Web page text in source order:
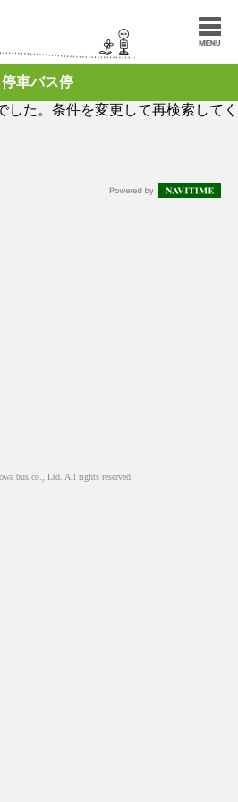
停車バス停
した。条件を変更して再検索してく
bus.co., Ltd. All rights reserved.